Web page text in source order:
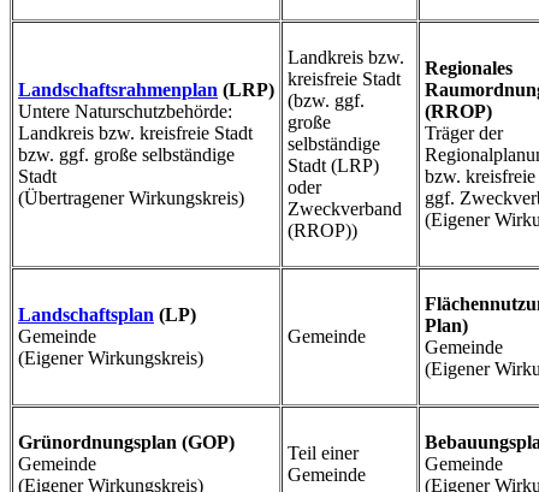
Landschaftsrahmenplan (LRP)
Untere Naturschutzbehörde:
Landkreis bzw. kreisfreie Stadt
bzw. ggf. große selbständige
Stadt
(Übertragener Wirkungskreis)
Landkreis bzw.
kreisfreie Stadt
(bzw. ggf.
große
selbständige
Stadt (LRP)
oder
Zweckverband
(RROP))
Regionales
(RROP)
Träger der
bzw.
ggf.
(Eigener
Landschaftsplan (LP)
Gemeinde
(Eigener Wirkungskreis)
Gemeinde
Plan)
Gemeinde
(Eigener
Grünordnungsplan (GOP)
Gemeinde
(Eigener Wirkungskreis)
Teil einer
Gemeinde
Gemeinde
(Eigener